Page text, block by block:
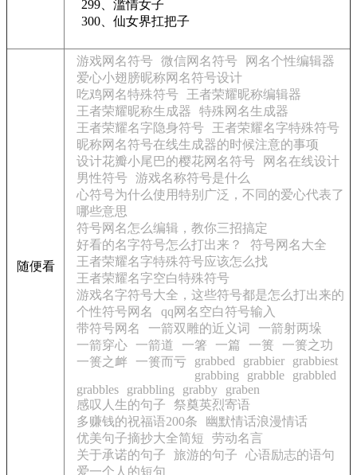
299、滥情女子
300、仙女界扛把子
随便看
游戏网名符号 微信网名符号
网名个性编辑器
爱心小翅膀昵称网名符号设计
吃鸡网名特殊符号
王者荣耀昵称编辑器
王者荣耀昵称生成器
特殊网名生成器
王者荣耀名字隐身符号
王者荣耀名字特殊符号
昵称网名符号在线生成器的时候注意的事项
设计花瓣小尾巴的樱花网名符号
网名在线设计
男性符号 游戏名称符号是什么
心符号为什么使用特别广泛，不同的爱心代表了
哪些意思
符号网名怎么编辑，教你三招搞定
好看的名字符号怎么打出来？
符号网名大全
王者荣耀名字特殊符号应该怎么找
王者荣耀名字空白特殊符号
游戏名字符号大全，这些符号都是怎么打出来的
个性符号网名
qq网名空白符号输入
带符号网名
一箭双雕的近义词
一箭射两垛
一箭穿心
一箭道 一箸 一篇 一篑
一篑之功
一篑之衅
一篑而亏 grabbed grabbier
grabbiest
grabbing
grabble
grabbled
grabbles
grabbling grabby
graben
感叹人生的句子
祭奠英烈寄语
多赚钱的祝福语200条
幽默情话浪漫情话
优美句子摘抄大全简短
劳动名言
关于承诺的句子
旅游的句子
心语励志的语句
爱一个人的短句